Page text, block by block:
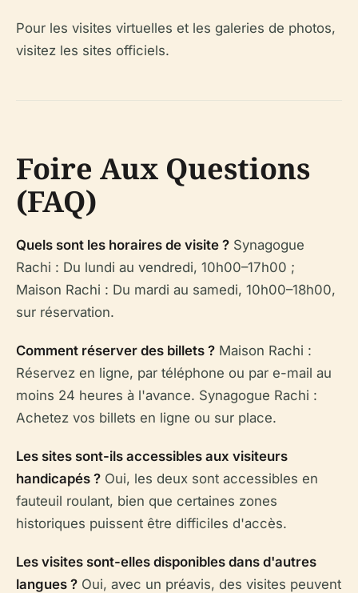
Pour les visites virtuelles et les galeries de photos,
visitez les sites officiels.
Foire Aux Questions
(FAQ)
Quels sont les horaires de visite ? Synagogue
Rachi : Du lundi au vendredi, 10h00–17h00 ;
Maison Rachi : Du mardi au samedi, 10h00–18h00,
sur réservation.
Comment réserver des billets ? Maison Rachi :
Réservez en ligne, par téléphone ou par e-mail au
moins 24 heures à l'avance. Synagogue Rachi :
Achetez vos billets en ligne ou sur place.
Les sites sont-ils accessibles aux visiteurs
handicapés ? Oui, les deux sont accessibles en
fauteuil roulant, bien que certaines zones
historiques puissent être difficiles d'accès.
Les visites sont-elles disponibles dans d'autres
langues ? Oui, avec un préavis, des visites peuvent